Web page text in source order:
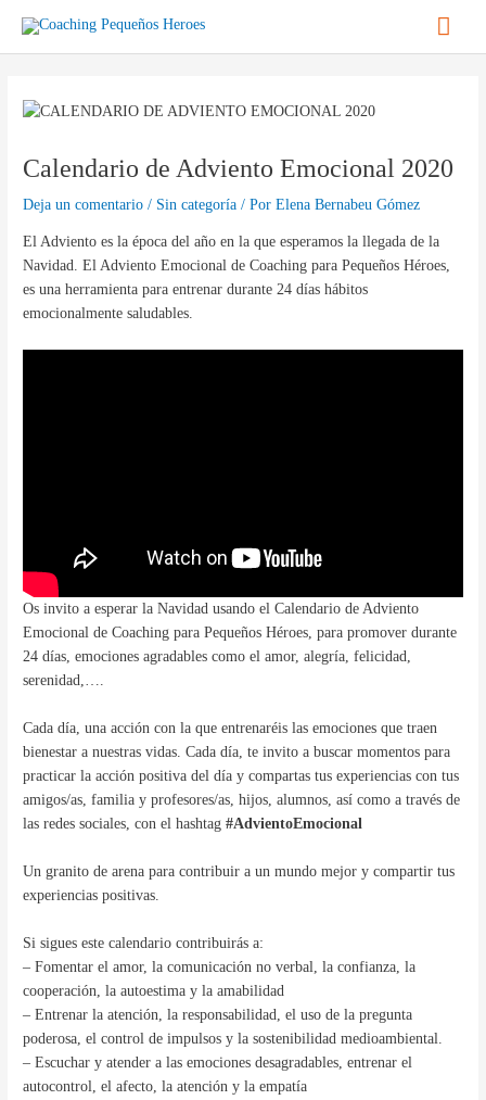
contenido
Calendario de Adviento Emocional 2020
Deja un comentario / Sin categoría / PorElena Bernabeu Gómez
El Adviento es la época del año en la que esperamos la llegada de la
Navidad. El Adviento Emocional de Coaching para Pequeños Héroes,
es una herramienta para entrenar durante 24 días hábitos
emocionalmente saludables.
Os invito a esperar la Navidad usando el Calendario de Adviento
Emocional de Coaching para Pequeños Héroes, para promover durante
24 días, emociones agradables como el amor, alegría, felicidad,
serenidad,….
Cada día, una acción con la que entrenaréis las emociones que traen
bienestar a nuestras vidas. Cada día, te invito a buscar momentos para
practicar la acción positiva del día y compartas tus experiencias con tus
amigos/as, familia y profesores/as, hijos, alumnos, así como a través de
las redes sociales, con el hashtag#AdvientoEmocional
Un granito de arena para contribuir a un mundo mejor y compartir tus
experiencias positivas.
Si sigues este calendario contribuirás a:
– Fomentar el amor, la comunicación no verbal, la confianza, la
cooperación, la autoestima y la amabilidad
– Entrenar la atención, la responsabilidad, el uso de la pregunta
poderosa, el control de impulsos y la sostenibilidad medioambiental.
– Escuchar y atender a las emociones desagradables, entrenar el
autocontrol, el afecto, la atención y la empatía
entradas